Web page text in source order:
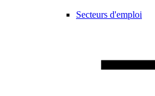
Secteurs d'emploi